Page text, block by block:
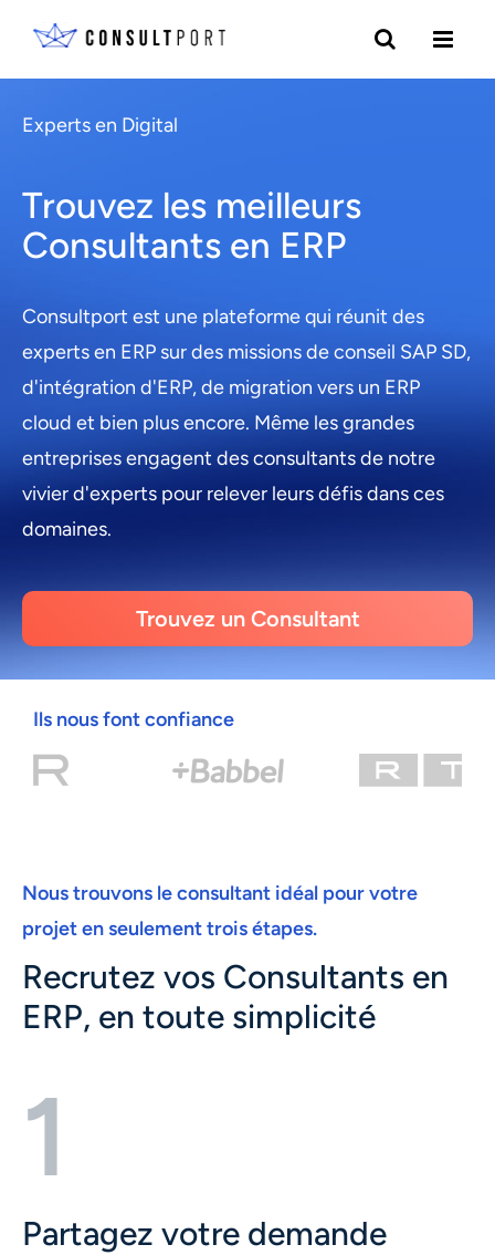
Experts en Digital
Trouvez les meilleurs
Consultants en ERP
Consultport est une plateforme qui réunit des
experts en ERP sur des missions de conseil SAP SD,
d'intégration d'ERP, de migration vers un ERP
cloud et bien plus encore. Même les grandes
entreprises engagent des consultants de notre
vivier d'experts pour relever leurs défis dans ces
domaines.
Trouvez un Consultant
Ils nous font confiance
Nous trouvons le consultant idéal pour votre
projet en seulement trois étapes.
Recrutez vos Consultants en
ERP, en toute simplicité
1
Partagez votre demande